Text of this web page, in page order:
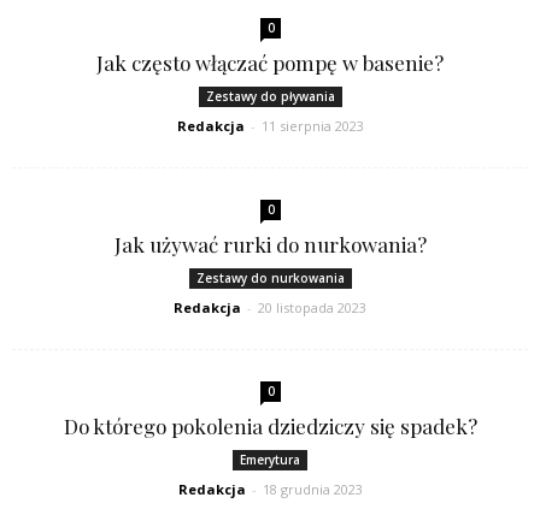
0
Jak często włączać pompę w basenie?
Zestawy do pływania
Redakcja - 11 sierpnia 2023
0
Jak używać rurki do nurkowania?
Zestawy do nurkowania
Redakcja - 20 listopada 2023
0
Do którego pokolenia dziedziczy się spadek?
Emerytura
Redakcja - 18 grudnia 2023